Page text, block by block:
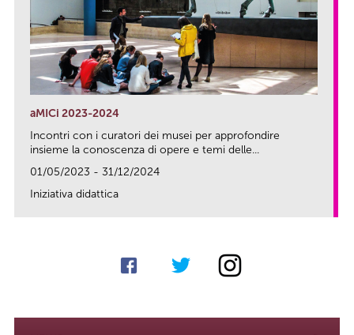
aMICi 2023-2024
Incontri con i curatori dei musei per approfondire
insieme la conoscenza di opere e temi delle...
01/05/2023 - 31/12/2024
Iniziativa didattica